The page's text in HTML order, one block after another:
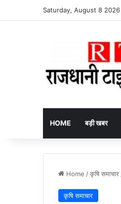
Saturday, August 8 2026
HOME बड़ी खबर
Home /कृषि समाचार
कृषि समाचार